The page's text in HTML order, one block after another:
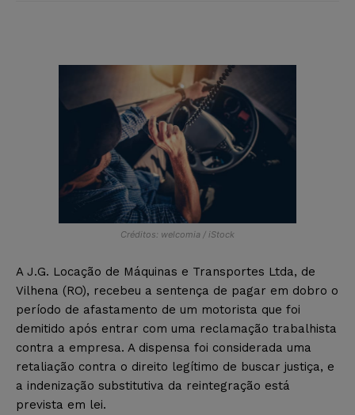
Créditos: welcomia / iStock
A J.G. Locação de Máquinas e Transportes Ltda, de
Vilhena (RO), recebeu a sentença de pagar em dobro o
período de afastamento de um motorista que foi
demitido após entrar com uma reclamação trabalhista
contra a empresa. A dispensa foi considerada uma
retaliação contra o direito legítimo de buscar justiça, e
a indenização substitutiva da reintegração está
prevista em lei.